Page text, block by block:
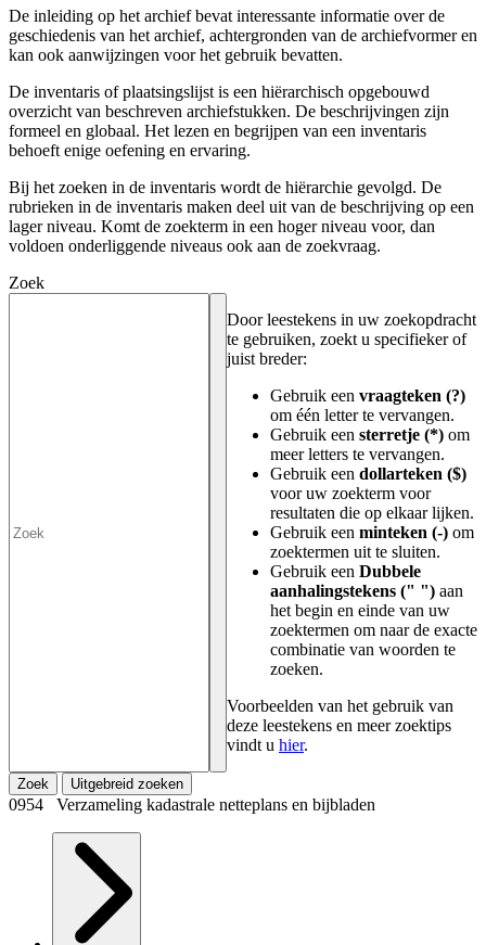
De inleiding op het archief bevat interessante informatie over de
geschiedenis van het archief, achtergronden van de archiefvormer en
kan ook aanwijzingen voor het gebruik bevatten.
De inventaris of plaatsingslijst is een hiërarchisch opgebouwd
overzicht van beschreven archiefstukken. De beschrijvingen zijn
formeel en globaal. Het lezen en begrijpen van een inventaris
behoeft enige oefening en ervaring.
Bij het zoeken in de inventaris wordt de hiërarchie gevolgd. De
rubrieken in de inventaris maken deel uit van de beschrijving op een
lager niveau. Komt de zoekterm in een hoger niveau voor, dan
voldoen onderliggende niveaus ook aan de zoekvraag.
Zoek
Door leestekens in uw zoekopdracht
te gebruiken, zoekt u specifieker of
juist breder:
Gebruik een vraagteken (?)
om één letter te vervangen.
Gebruik een sterretje (*) om
meer letters te vervangen.
Gebruik een dollarteken ($)
voor uw zoekterm voor
resultaten die op elkaar lijken.
Gebruik een minteken (-) om
zoektermen uit te sluiten.
Gebruik een Dubbele
aanhalingstekens (" ") aan
het begin en einde van uw
zoektermen om naar de exacte
combinatie van woorden te
zoeken.
Voorbeelden van het gebruik van
deze leestekens en meer zoektips
vindt u hier.
Zoek Uitgebreid zoeken
0954 Verzameling kadastrale netteplans en bijbladen